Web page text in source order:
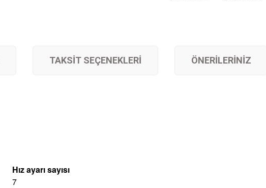
TAKSIT SEÇENEKLERI ÖNERILERINIZ
Hız ayarı sayısı
7